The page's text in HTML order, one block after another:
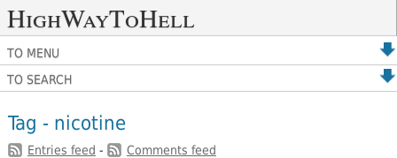
HighWayToHell
TO MENU
TO SEARCH
Tag - nicotine
Entries feed - Comments feed